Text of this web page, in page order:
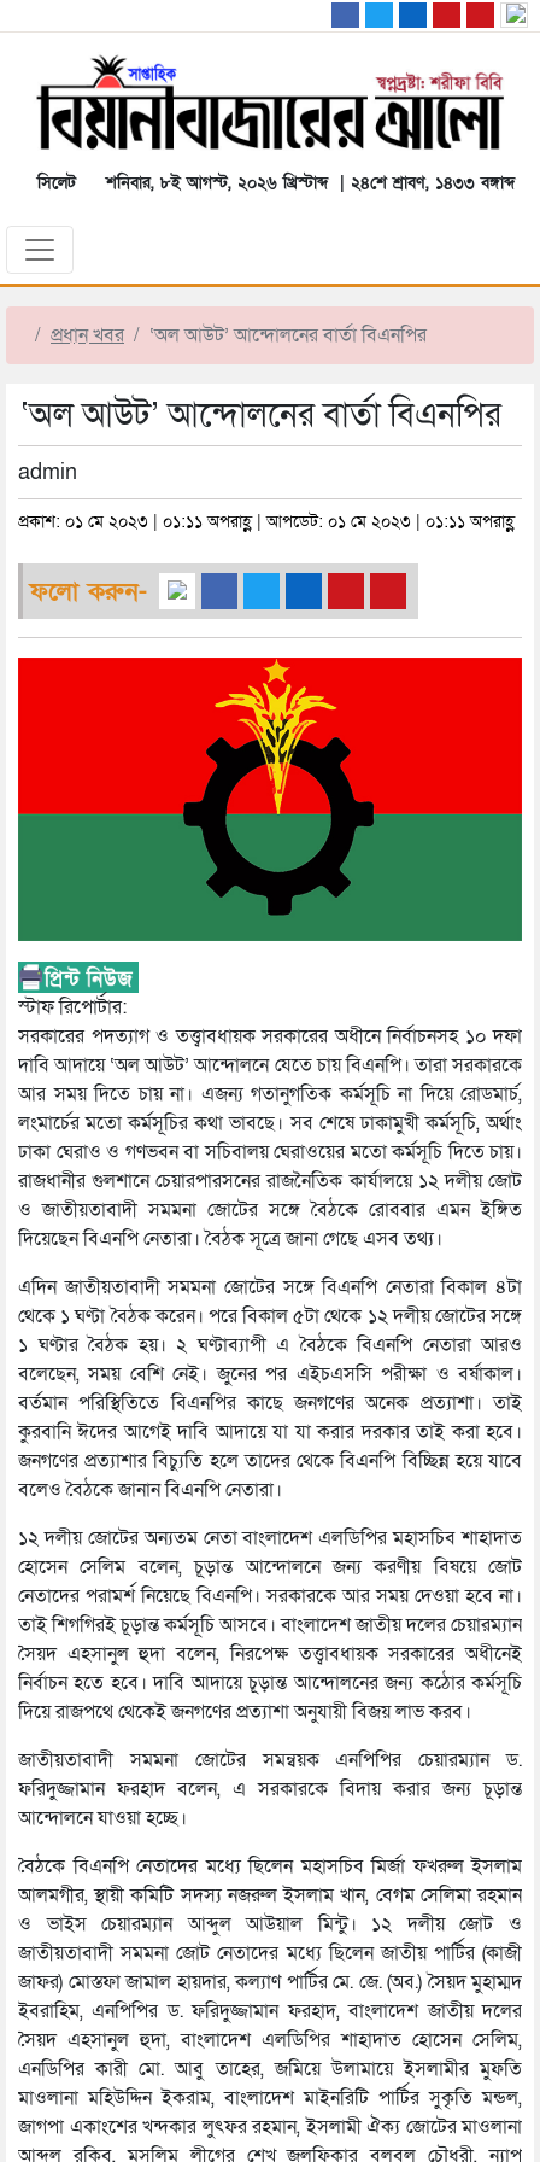
সিলেট শনিবার, ৮ই আগস্ট, ২০২৬ খ্রিস্টাব্দ | ২৪শে শ্রাবণ, ১৪৩৩ বঙ্গাব্দ
প্রধান খবর ‘অল আউট’ আন্দোলনের বার্তা বিএনপির
‘অল আউট’ আন্দোলনের বার্তা বিএনপির
admin
প্রকাশ: ০১ মে ২০২৩ | ০১:১১ অপরাহ্ণ | আপডেট: ০১ মে ২০২৩ | ০১:১১ অপরাহ্ণ
ফলো করুন-
স্টাফ রিপোর্টার:
সরকারের পদত্যাগ ও তত্ত্বাবধায়ক সরকারের অধীনে নির্বাচনসহ ১০ দফা
দাবি আদায়ে ‘অল আউট’ আন্দোলনে যেতে চায় বিএনপি। তারা সরকারকে
আর সময় দিতে চায় না। এজন্য গতানুগতিক কর্মসূচি না দিয়ে রোডমার্চ,
লংমার্চের মতো কর্মসূচির কথা ভাবছে। সব শেষে ঢাকামুখী কর্মসূচি, অর্থাং
ঢাকা ঘেরাও ও গণভবন বা সচিবালয় ঘেরাওয়ের মতো কর্মসূচি দিতে চায়।
রাজধানীর গুলশানে চেয়ারপারসনের রাজনৈতিক কার্যালয়ে ১২ দলীয় জোট
ও জাতীয়তাবাদী সমমনা জোটের সঙ্গে বৈঠকে রোববার এমন ইঙ্গিত
দিয়েছেন বিএনপি নেতারা। বৈঠক সূত্রে জানা গেছে এসব তথ্য।
এদিন জাতীয়তাবাদী সমমনা জোটের সঙ্গে বিএনপি নেতারা বিকাল ৪টা
থেকে ১ ঘণ্টা বৈঠক করেন। পরে বিকাল ৫টা থেকে ১২ দলীয় জোটের সঙ্গে
১ ঘণ্টার বৈঠক হয়। ২ ঘণ্টাব্যাপী এ বৈঠকে বিএনপি নেতারা আরও
বলেছেন, সময় বেশি নেই। জুনের পর এইচএসসি পরীক্ষা ও বর্ষাকাল।
বর্তমান পরিস্থিতিতে বিএনপির কাছে জনগণের অনেক প্রত্যাশা। তাই
কুরবানি ঈদের আগেই দাবি আদায়ে যা যা করার দরকার তাই করা হবে।
জনগণের প্রত্যাশার বিচ্যুতি হলে তাদের থেকে বিএনপি বিচ্ছিন্ন হয়ে যাবে
বলেও বৈঠকে জানান বিএনপি নেতারা।
১২ দলীয় জোটের অন্যতম নেতা বাংলাদেশ এলডিপির মহাসচিব শাহাদাত
হোসেন সেলিম বলেন, চূড়ান্ত আন্দোলনে জন্য করণীয় বিষয়ে জোট
নেতাদের পরামর্শ নিয়েছে বিএনপি। সরকারকে আর সময় দেওয়া হবে না।
তাই শিগগিরই চূড়ান্ত কর্মসূচি আসবে। বাংলাদেশ জাতীয় দলের চেয়ারম্যান
সৈয়দ এহসানুল হুদা বলেন, নিরপেক্ষ তত্ত্বাবধায়ক সরকারের অধীনেই
নির্বাচন হতে হবে। দাবি আদায়ে চূড়ান্ত আন্দোলনের জন্য কঠোর কর্মসূচি
দিয়ে রাজপথে থেকেই জনগণের প্রত্যাশা অনুযায়ী বিজয় লাভ করব।
জাতীয়তাবাদী সমমনা জোটের সমন্বয়ক এনপিপির চেয়ারম্যান ড.
ফরিদুজ্জামান ফরহাদ বলেন, এ সরকারকে বিদায় করার জন্য চূড়ান্ত
আন্দোলনে যাওয়া হচ্ছে।
বৈঠকে বিএনপি নেতাদের মধ্যে ছিলেন মহাসচিব মির্জা ফখরুল ইসলাম
আলমগীর, স্থায়ী কমিটি সদস্য নজরুল ইসলাম খান, বেগম সেলিমা রহমান
ও ভাইস চেয়ারম্যান আব্দুল আউয়াল মিন্টু। ১২ দলীয় জোট ও
জাতীয়তাবাদী সমমনা জোট নেতাদের মধ্যে ছিলেন জাতীয় পার্টির (কাজী
জাফর) মোস্তফা জামাল হায়দার, কল্যাণ পার্টির মে. জে. (অব.) সৈয়দ মুহাম্মদ
ইবরাহিম, এনপিপির ড. ফরিদুজ্জামান ফরহাদ, বাংলাদেশ জাতীয় দলের
সৈয়দ এহসানুল হুদা, বাংলাদেশ এলডিপির শাহাদাত হোসেন সেলিম,
এনডিপির কারী মো. আবু তাহের, জমিয়ে উলামায়ে ইসলামীর মুফতি
মাওলানা মহিউদ্দিন ইকরাম, বাংলাদেশ মাইনরিটি পার্টির সুকৃতি মন্ডল,
জাগপা একাংশের খন্দকার লুৎফর রহমান, ইসলামী ঐক্য জোটের মাওলানা
আব্দুল রকিব, মুসলিম লীগের শেখ জুলফিকার বুলবুল চৌধুরী, ন্যাপ